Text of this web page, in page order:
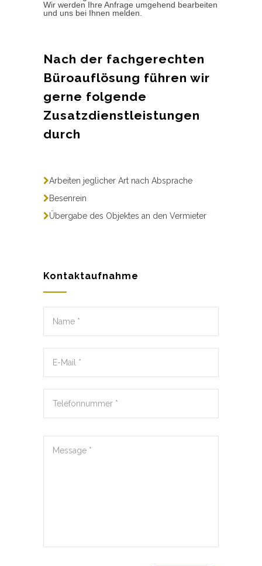
Wir werden Ihre Anfrage umgehend bearbeiten
und uns bei Ihnen melden.
Nach der fachgerechten
Büroauflösung führen wir
gerne folgende
Zusatzdienstleistungen
durch
Arbeiten jeglicher Art nach Absprache
Besenrein
Übergabe des Objektes an den Vermieter
Kontaktaufnahme